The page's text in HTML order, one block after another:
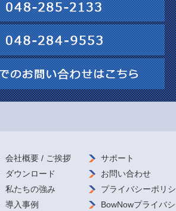
会社概要 / ご挨拶
ダウンロード
私たちの強み
導入事例
サポート
お問い合わせ
プライバシーポリ
BowNowプライバ